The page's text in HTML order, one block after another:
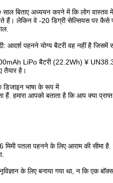
बिताए अध्ययन करने में कि लोग
हैं। लेकिन वे -20 डिग्री सेल्सियस पर कैसे
दी: आदर्श पहनने योग्य बैटरी वह नहीं है
LiPo बैटरी (22.2Wh) ¥ UN38.3
तैयार है।
भाषा के रूप में
हैं. हमारा आपको बताता है कि आप क्या
मिमी पतला पहनने के लिए आराम की सीमा
के लिए बनाया गया था, न कि एक